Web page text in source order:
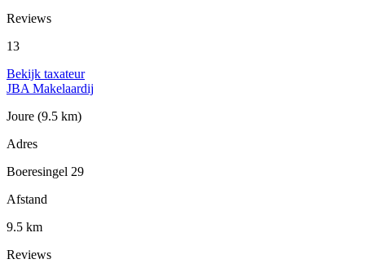
Reviews
13
Bekijk taxateur
JBA Makelaardij
Joure (9.5 km)
Adres
Boeresingel 29
Afstand
9.5 km
Reviews